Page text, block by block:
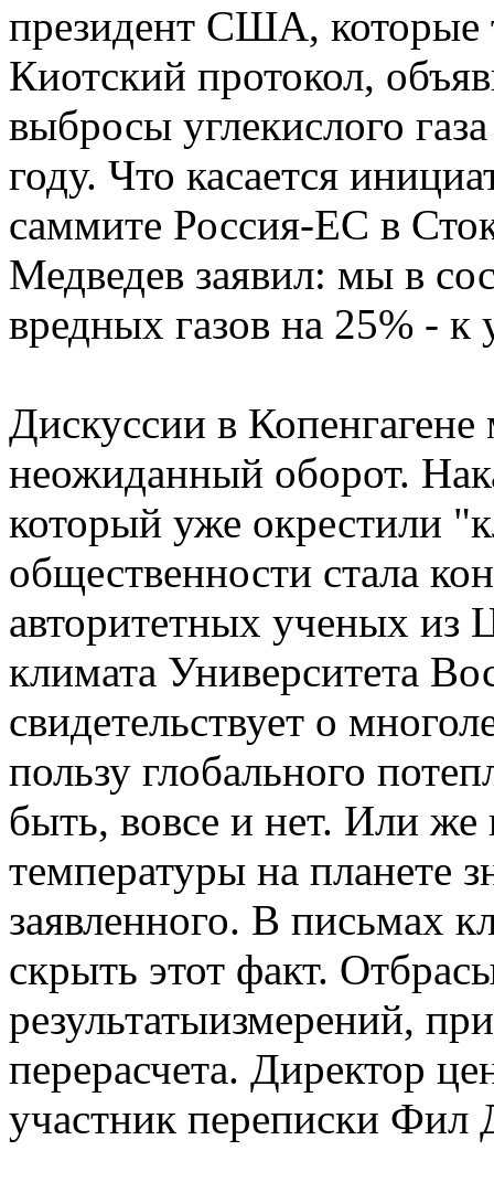
президент США, которые
Киотский протокол,
выбросы углекислого
году. Что касается
саммите Россия-ЕС в
Медведев заявил: мы в
вредных газов на 25% -
Дискуссии в
неожиданный оборот.
который уже окрестили
общественности стала
авторитетных ученых из
климата Университета
свидетельствует о
пользу глобального
быть, вовсе и нет. Или
температуры на планете
заявленного. В письмах
скрыть этот факт.
результатыизмерений,
перерасчета. Директор
участник переписки Фил